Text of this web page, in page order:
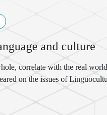
and culture
correlate with the real
on the issues of